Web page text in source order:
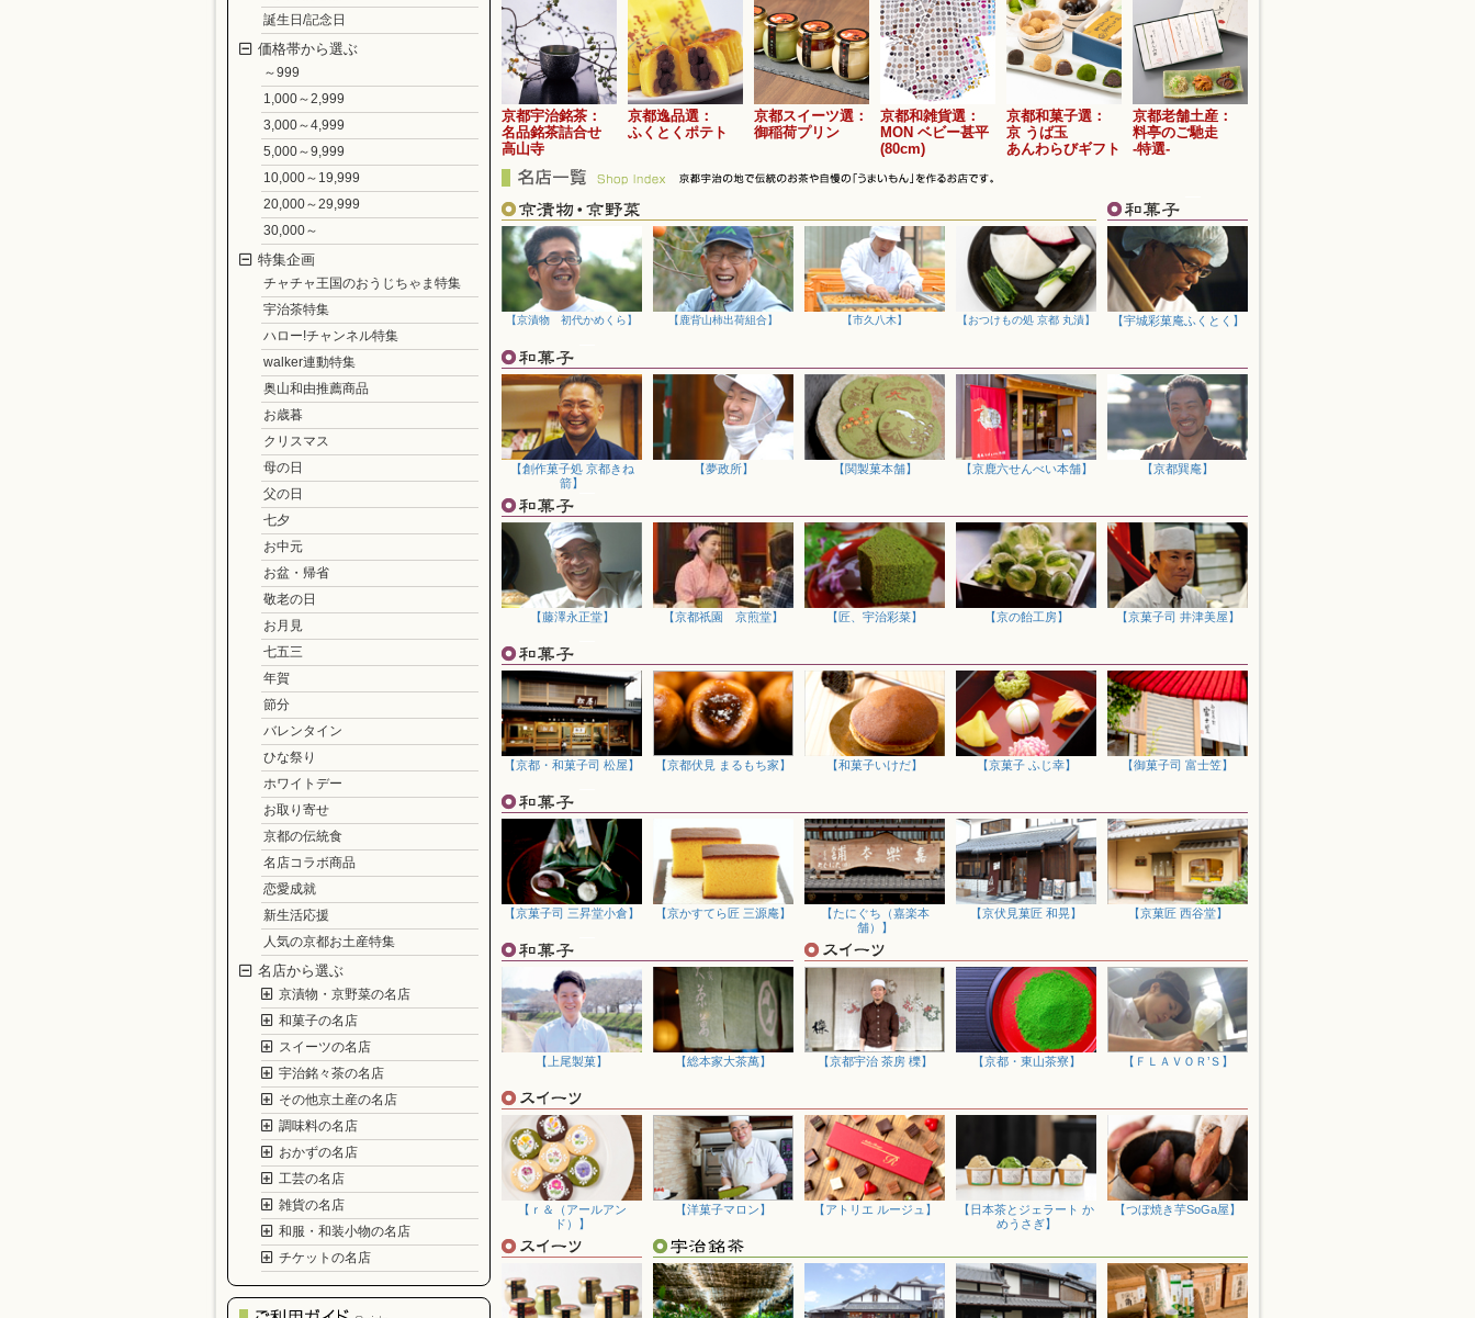
誕生日/記念日
価格帯から選ぶ
～999
1,000～2,999
3,000～4,999
5,000～9,999
10,000～19,999
20,000～29,999
30,000～
特集企画
チャチャ王国のおうじちゃま特集
宇治茶特集
ハロー!チャンネル特集
walker連動特集
奥山和由推薦商品
お歳暮
クリスマス
母の日
父の日
七夕
お中元
お盆・帰省
敬老の日
お月見
七五三
年賀
節分
バレンタイン
ひな祭り
ホワイトデー
お取り寄せ
京都の伝統食
名店コラボ商品
恋愛成就
新生活応援
人気の京都お土産特集
名店から選ぶ
京漬物・京野菜の名店
和菓子の名店
スイーツの名店
宇治銘々茶の名店
その他京土産の名店
調味料の名店
おかずの名店
工芸の名店
雑貨の名店
和服・和装小物の名店
チケットの名店
す。12月24日までのご販売となります。この機会に是非ご賞味くださいませ。
2025/12/10
「年末年始休業のご案内」を公開しました。年末年始の窓口対応や、各名店ごとのご発送対応につきましてはこち
らからご覧ください。年内発送受付は多数の名店が12月22日ご入金分までとなりますのでご注意下さい。(各名店
ごとに対応が異なるため、配達指定日を選択いただいてもご発送出来ない場合がございます）
2025/11/30
物量増加に伴うお荷物の遅延について：現在、佐川急便では大幅に物量が増加しており、全国的にお荷物のお届け
に遅れが生じております。 お届け日時をご指定いただいている場合でも、遅延する可能性がございます。お客様
にはご迷惑をおかけしますが、何卒ご了承いただけますよう宜しくお願い申し上げます。
2025/11/05
「お歳暮特集ページ」を公開いたしました。一年の感謝を込めて贈る季節のご挨拶にぴったりな、京都・宇治の銘
店こだわりの抹茶スイーツや京漬物など、多彩なギフトを取り揃えておりますので、この機会にぜひご利用くださ
いませ。
2025/11/05
「京かすてら匠 三源庵」のご紹介をスタートしました。古都京都で人気のカステラ専門店の味わいをどうぞご堪
能ください。
2025/11/05
11月5日から11月25日まで、毎冬大好評をいただく「全品送料無料キャンペーン」を開催！ひと品からのお取り寄
せでも、お歳暮などの遠方へのご贈答でも、無料会員様はすべての商品が送料無料でご利用いただけます。ぜひこ
の機会にご利用ください。
2025/10/23
合同会社クワトロより、チャチャ王国のおうじちゃまグッズ「蓄光スポーツキーホルダー」「スマートフォンショ
ルダーストラップ」2点を販売開始いたしました。かわいくて便利なグッズ、ぜひご覧ください
2025/10/08
下鴨茶寮の「料亭のぶりしゃぶ鍋」他新商品3点を販売開始いたしました。これからの季節にもぴったり、ギフト
としても人気の御品をぜひご賞味ください
2025/09/19
京都宇治で人気の「つぼ焼き芋SoGa屋」の商品を販売開始いたしました。数時間かけてじっくりつぼ焼きした、
蜜たっぷりの味わいをぜひお試しください。
下鴨茶寮の「おせち」の予約販売を開始しました。伝統の"和おせち"、北海道の海の贅との"コラボおせち"の二種
をご紹介。数量限定となりますので、お早めにお申込くださいませ。
2025/08/18
「敬老の日特集」を公開しました。今年は9月15日が敬老の日。日頃の感謝と長寿の願いを込めて、京都・宇治の
銘菓や和雑貨など、ご贈答に喜ばれるお品を取り揃えました。
2025/07/16
の商品を集めました。手荷物を減らして旅行を楽しみたい！といった方にもオススメですので、是非ご利用くださ
い。
2025/07/11
【サイトメンテナンス終了のお知らせ】６月２６日より実施しておりましたシステムメンテナンスが終了し、本日
よりサイトを公開いたしました。 期間中はご不便をおかけし申し訳ありませんでした。お中元にもお得な送料無
料キャンペーンを、 7月31日まで実施しておりますので、ぜひご利用ください。
【サイトメンテナンスのお知らせ】京都宇治土産.comでは6月26日より、システムバージョンアップのためのメン
テナンスを行います。再開予定は7月7日頃を予定致しております。期間前にいただきましたご注文につきまして
は、正常に配送の手続きなどさせていただきますので、ご安心下さいませ。再開後はよりお客様に快適にお買い物
をいただけるよう、スタッフ一同努力してまいりますので、何卒ご理解の程お願い申し上げます。
2025/06/24
『お中元特集2025』を公開しました。今、話題の京都・宇治のスイーツや老舗の逸品など、お取り寄せやご贈答
2025/06/23
【HONEY.K】の商品をご注文いただきました方につきまして、ただいまメディアでのご紹介によりご注文が殺到
しておりますため、通常よりもお届けまでにお時間をいただいております。ご入金順にご発送となりますので何卒
ご理解をお願いいたします。今後の注文状況では更にお時間を頂戴させていただく可能性がございます。
2025/06/09
「三昇堂小倉」の商品につきまして、本店改装工事により6月末まで一時受注及び出荷を停止させていただきま
す。みなさまにはご迷惑をおかけいたしますが何卒よろしくお願い申し上げます。
2025/05/23
【和菓子いけだ】の商品をご注文いただきました方につきまして、ただいまメディアでのご紹介によりご注文が殺
到しておりますため、お届けまでに約2ヶ月程度お時間をいただいております。ご入金順にご発送となりますので
何卒ご理解をお願いいたします。今後の注文状況では更にお時間を頂戴させていただく可能性がございます。
京都宇治銘茶：
名品銘茶詰合せ
高山寺
京都逸品選：
ふくとくポテト
京都スイーツ選：
御稲荷プリン
京都和雑貨選：
MON ベビー甚平
(80cm)
京都和菓子選：
京 うば玉
あんわらびギフト
京都老舗土産：
料亭のご馳走
-特選-
【京漬物 初代かめくら】 【鹿背山柿出荷組合】 【市久八木】 【おつけもの処 京都 丸漬】 【宇城彩菓庵ふくとく】
【創作菓子処 京都きね
箭】
【夢政所】 【関製菓本舗】 【京鹿六せんべい本舗】 【京都巽庵】
【藤澤永正堂】 【京都祇園 京煎堂】 【匠、宇治彩菜】 【京の飴工房】 【京菓子司 井津美屋】
【京都・和菓子司 松屋】 【京都伏見 まるもち家】 【和菓子いけだ】 【京菓子 ふじ幸】 【御菓子司 富士笠】
【京菓子司 三昇堂小倉】 【京かすてら匠 三源庵】
【たにぐち（嘉楽本
舗）】
【京伏見菓匠 和晃】 【京菓匠 西谷堂】
【上尾製菓】 【総本家大茶萬】 【京都宇治 茶房 櫟】 【京都・東山茶寮】 【ＦＬＡＶＯＲ’Ｓ】
【ｒ＆（アールアン
ド）】
【洋菓子マロン】 【アトリエ ルージュ】
【日本茶とジェラート か
めうさぎ】
【つぼ焼き芋SoGa屋】